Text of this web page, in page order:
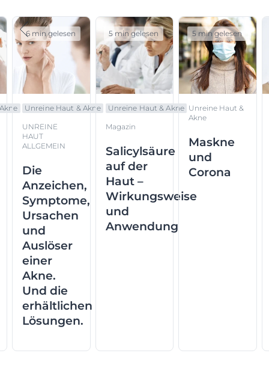
Unreine Haut & Akne
UNREINE
HAUT
ALLGEMEIN
Die
Anzeichen,
Symptome,
Ursachen
und
Auslöser
einer
Akne.
Und die
erhältlichen
Lösungen.
6 min gelesen
Unreine Haut & Akne
Magazin
Salicylsäure
auf der
Haut –
Wirkungsweise
und
Anwendung
5 min gelesen
Unreine Haut &
Akne
Maskne
und
Corona
5 min gelesen